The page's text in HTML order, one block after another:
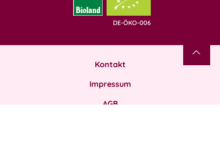
DE-ÖKO-006
Kontakt
Impressum
AGB